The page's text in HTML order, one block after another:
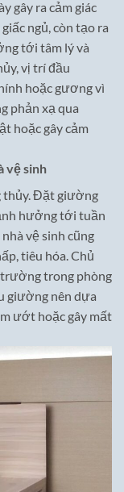
gây ra cảm giác
ngủ, còn tạo ra
tới tâm lý và
vị trí đầu
hoặc gương vì
phản xạ qua
hoặc gây cảm
vệ sinh
thủy. Đặt giường
hưởng tới tuần
vệ sinh cũng
tiêu hóa. Chủ
trường trong phòng
giường nên dựa
ướt hoặc gây mất